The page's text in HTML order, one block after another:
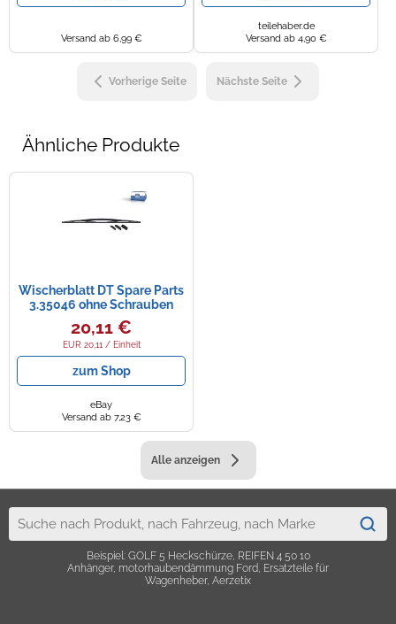
Versand ab 6,99 €
teilehaber.de
Versand ab 4,90 €
Vorherige Seite Nächste Seite
Ähnliche Produkte
Wischerblatt DT Spare Parts
3.35046 ohne Schrauben
Scheibenwischblatt
20,11 €
EUR 20,11 / Einheit
zum Shop
eBay
Versand ab 7,23 €
Alle anzeigen
Beispiel: GOLF 5 Heckschürze, REIFEN 4 50 10
Anhänger, motorhaubendämmung Ford, Ersatzteile für
Wagenheber, Aerzetix